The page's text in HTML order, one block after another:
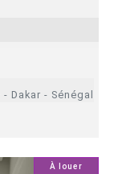
- Dakar - Sénégal
À louer6